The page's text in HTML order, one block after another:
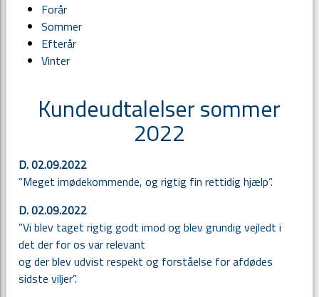
Forår
Sommer
Efterår
Vinter
Kundeudtalelser sommer
2022
D. 02.09.2022
”Meget imødekommende, og rigtig fin rettidig hjælp”.
D. 02.09.2022
”Vi blev taget rigtig godt imod og blev grundig vejledt i
det der for os var relevant
og der blev udvist respekt og forståelse for afdødes
sidste viljer”.